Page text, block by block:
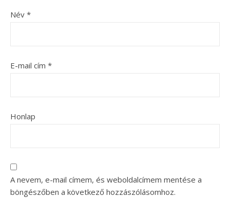
Név *
E-mail cím *
Honlap
A nevem, e-mail címem, és weboldalcímem mentése a
böngészőben a következő hozzászólásomhoz.